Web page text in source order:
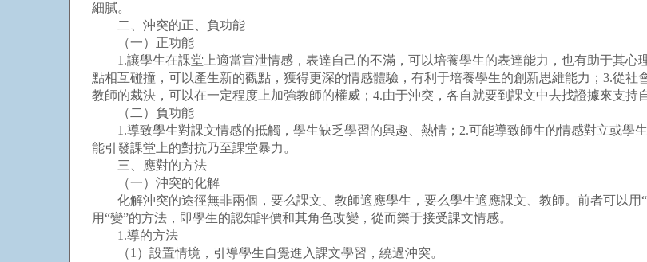
細膩。
二、沖突的正、負功能
（一）正功能
1.讓學生在課堂上適當宣泄情感，表達自己的不滿，可以培養學生的表達能力，也有助于其心
點相互碰撞，可以產生新的觀點，獲得更深的情感體驗，有利于培養學生的創新思維能力；3.從
教師的裁決，可以在一定程度上加強教師的權威；4.由于沖突，各自就要到課文中去找證據來支持
（二）負功能
1.導致學生對課文情感的抵觸，學生缺乏學習的興趣、熱情；2.可能導致師生的情感對立或學
能引發課堂上的對抗乃至課堂暴力。
三、應對的方法
（一）沖突的化解
化解沖突的途徑無非兩個，要么課文、教師適應學生，要么學生適應課文、教師。前者可以用
用“變”的方法，即學生的認知評價和其角色改變，從而樂于接受課文情感。
1.導的方法
（1）設置情境，引導學生自覺進入課文學習，繞過沖突。